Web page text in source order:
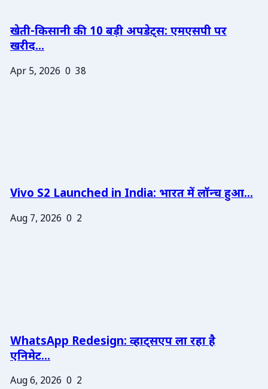
खेती-किसानी की 10 बड़ी अपडेट्स: एमएसपी पर
खरीद...
Apr 5, 2026 0 38
Vivo S2 Launched in India: भारत में लॉन्च हुआ...
Aug 7, 2026 0 2
WhatsApp Redesign: व्हाट्सएप ला रहा है
एनिमेट...
Aug 6, 2026 0 2